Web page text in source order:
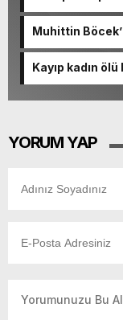
Muhittin
Kayıp kadın
YORUM YAP